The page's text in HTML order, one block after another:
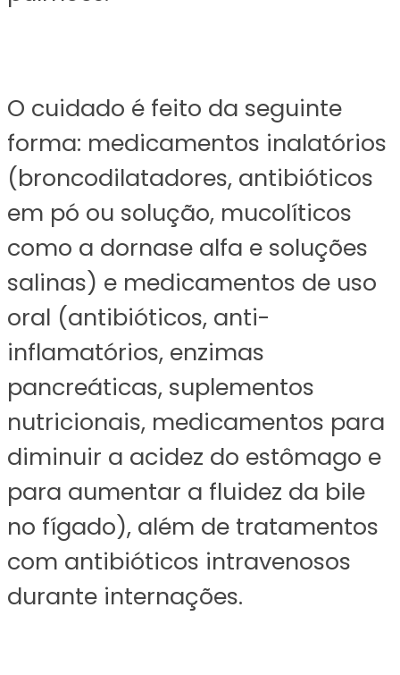
O cuidado é feito da seguinte
forma: medicamentos inalatórios
(broncodilatadores, antibióticos
em pó ou solução, mucolíticos
como a dornase alfa e soluções
salinas) e medicamentos de uso
oral (antibióticos, anti-
inflamatórios, enzimas
pancreáticas, suplementos
nutricionais, medicamentos para
diminuir a acidez do estômago e
para aumentar a fluidez da bile
no fígado), além de tratamentos
com antibióticos intravenosos
durante internações.